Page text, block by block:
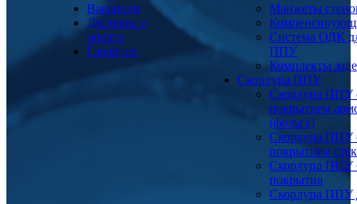
Вакансии
Доставка и
оплата
Гарантия
Манжеты
Система ОДК
ППУ
Комплекты
Скорлупа ППУ
Скорлупа ППУ
покрытием
(фольга)
Скорлупа ППУ
покрытием
Скорлупа ППУ
покрытия
Скорлупа ППУ